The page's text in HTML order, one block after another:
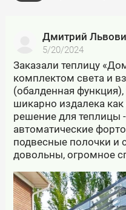
Дмитрий
5/20/2024
Заказали теплицу
комплектом света и
(обалденная
шикарно издалека
решение для теплицы
автоматические
подвесные полочки и
довольны, огромное